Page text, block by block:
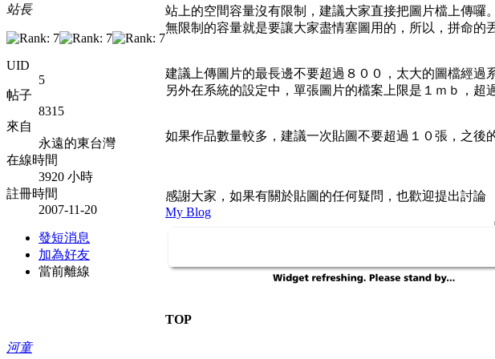
站長
UID
5
帖子
8315
來自
永遠的東台灣
在線時間
3920 小時
註冊時間
2007-11-20
發短消息
加為好友
當前離線
站上的空間容量沒有限制，建議大家直接把圖片檔上傳囉
無限制的容量就是要讓大家盡情塞圖用的，所以，拼命的
建議上傳圖片的最長邊不要超過８００，太大的圖檔經過
另外在系統的設定中，單張圖片的檔案上限是１ｍｂ，超
如果作品數量較多，建議一次貼圖不要超過１０張，之後
感謝大家，如果有關於貼圖的任何疑問，也歡迎提出討論
My Blog
TOP
河童